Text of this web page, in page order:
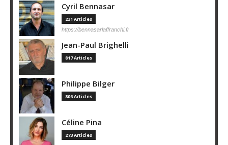
Cyril Bennasar
231 Articles
https://bennasarlaffranchi.fr
Jean-Paul Brighelli
817 Articles
Philippe Bilger
806 Articles
Céline Pina
273 Articles